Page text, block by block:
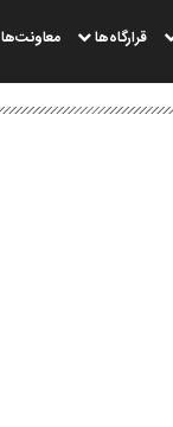
قرارگاه‌ها معاونت‌ها